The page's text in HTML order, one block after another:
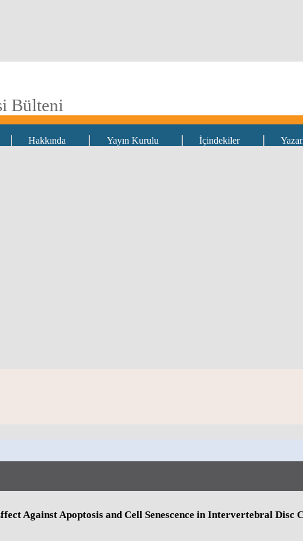
Bülteni
Hakkında Yayın Kurulu İçindekiler
Against Apoptosis and Cell Senescence in Intervertebral Disc